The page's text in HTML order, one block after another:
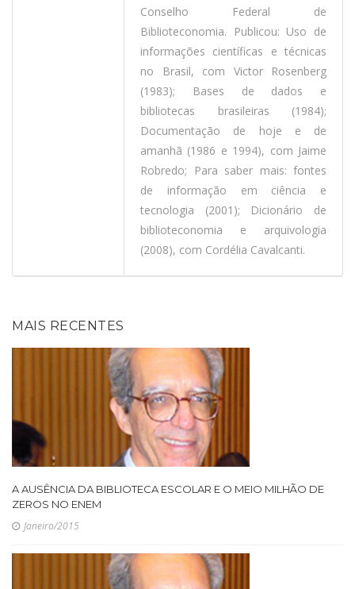
Conselho Federal de
Biblioteconomia. Publicou: Uso de
informações científicas e técnicas
no Brasil, com Victor Rosenberg
(1983); Bases de dados e
bibliotecas brasileiras (1984);
Documentação de hoje e de
amanhã (1986 e 1994), com Jaime
Robredo; Para saber mais: fontes
de informação em ciência e
tecnologia (2001); Dicionário de
biblioteconomia e arquivologia
(2008), com Cordélia Cavalcanti.
MAIS RECENTES
A AUSÊNCIA DA BIBLIOTECA ESCOLAR E O MEIO MILHÃO DE
ZEROS NO ENEM
Janeiro/2015